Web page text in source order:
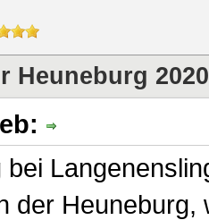
Heuneburg 2020
bei
der